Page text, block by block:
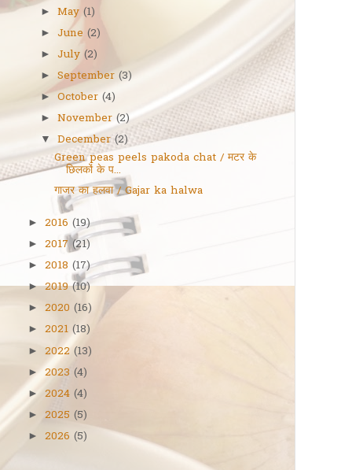
►May (1)
►June (2)
►July (2)
►September (3)
►October (4)
►November (2)
▼ December (2)
Green peas peels pakoda chat / मटर के
छिलकों के प...
गाजर का हलवा / Gajar ka halwa
► 2016 (19)
► 2017 (21)
► 2018 (17)
►2019 (10)
► 2020 (16)
► 2021 (18)
► 2022 (13)
► 2023 (4)
► 2024 (4)
► 2025 (5)
► 2026 (5)